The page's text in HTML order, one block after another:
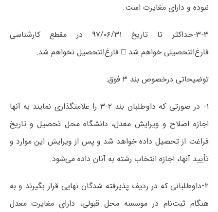
نبوده و دارای مغایرت است.
۳-۳-حداکثر تا تاریخ ۹۷/۰۶/۳۱ در مقطع کارشناسی
فارغ‌التحصیلی خواهم شد □ فارغ‌التحصیل نخواهم شد.
توضیحاتی درخصوص بند ۳ فوق:
۱- در صورتی که داوطلبان بند ۲-۳ را علامتگذاری نمایند به آنها
اجازه اصلاح و ویرایش معدل، دانشگاه محل تحصیل و تاریخ
فراغت از تحصیل داده خواهد شد و پس از ویرایش این موارد و
تأیید آنها، اجازه انتخاب رشته به آنان داده می‌شود.
۲-داوطلبانی که در ردیف پذیرفته شدگان نهایی قرار بگیرند و به
هنگام ثبت‌نام در موسسه محل قبولی، دارای مغایرت معدل